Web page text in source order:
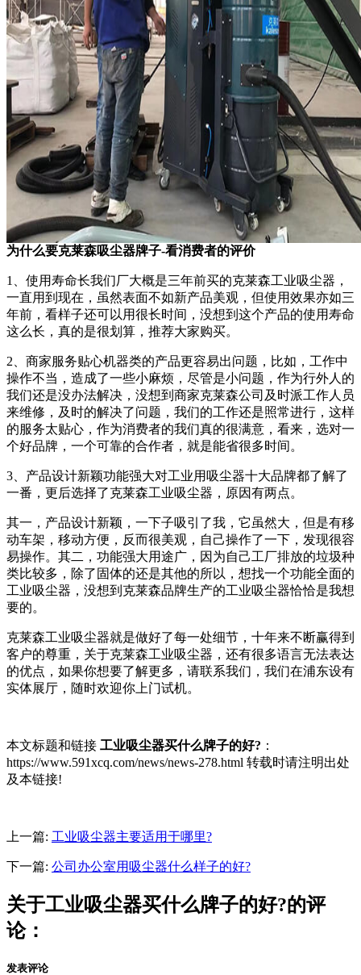
为什么要克莱森吸尘器牌子-看消费者的评价
1、使用寿命长我们厂大概是三年前买的克莱森工业吸尘器，
一直用到现在，虽然表面不如新产品美观，但使用效果亦如三
年前，看样子还可以用很长时间，没想到这个产品的使用寿命
这么长，真的是很划算，推荐大家购买。
2、商家服务贴心机器类的产品更容易出问题，比如，工作中
操作不当，造成了一些小麻烦，尽管是小问题，作为行外人的
我们还是没办法解决，没想到商家克莱森公司及时派工作人员
来维修，及时的解决了问题，我们的工作还是照常进行，这样
的服务太贴心，作为消费者的我们真的很满意，看来，选对一
个好品牌，一个可靠的合作者，就是能省很多时间。
3、产品设计新颖功能强大对工业用吸尘器十大品牌都了解了
一番，更后选择了克莱森工业吸尘器，原因有两点。
其一，产品设计新颖，一下子吸引了我，它虽然大，但是有移
动车架，移动方便，反而很美观，自己操作了一下，发现很容
易操作。其二，功能强大用途广，因为自己工厂排放的垃圾种
类比较多，除了固体的还是其他的所以，想找一个功能全面的
工业吸尘器，没想到克莱森品牌生产的工业吸尘器恰恰是我想
要的。
克莱森工业吸尘器就是做好了每一处细节，十年来不断赢得到
客户的尊重，关于克莱森工业吸尘器，还有很多语言无法表达
的优点，如果你想要了解更多，请联系我们，我们在浦东设有
实体展厅，随时欢迎你上门试机。
本文标题和链接 工业吸尘器买什么牌子的好? ：
https://www.591xcq.com/news/news-278.html 转载时请注明出处
及本链接!
上一篇: 工业吸尘器主要适用于哪里?
下一篇: 公司办公室用吸尘器什么样子的好?
关于工业吸尘器买什么牌子的好?的评
论：
发表评论